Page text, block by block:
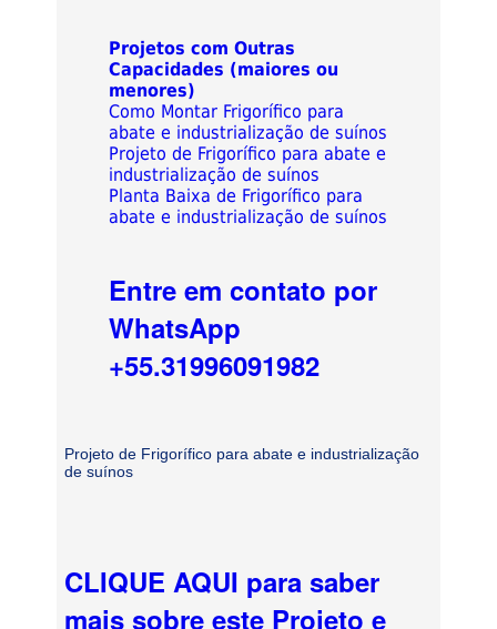
Projetos com Outras
Capacidades (maiores ou
menores)
Como Montar Frigorífico para
abate e industrialização de suínos
Projeto de Frigorífico para abate e
industrialização de suínos
Planta Baixa de Frigorífico para
abate e industrialização de suínos
Entre em contato por
WhatsApp
+55.31996091982
Projeto de Frigorífico para abate e industrialização
de suínos
CLIQUE AQUI para saber
mais sobre este Projeto e